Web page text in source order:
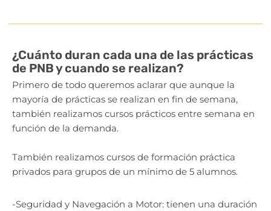
¿Cuánto duran cada una de las prácticas
de PNB y cuando se realizan?
Primero de todo queremos aclarar que aunque la
mayoría de prácticas se realizan en fin de semana,
también realizamos cursos prácticos entre semana en
función de la demanda.
También realizamos cursos de formación práctica
privados para grupos de un mínimo de 5 alumnos.
-Seguridad y Navegación a Motor: tienen una duración